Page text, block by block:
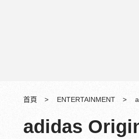
首頁 ENTERTAINMENT
adidas